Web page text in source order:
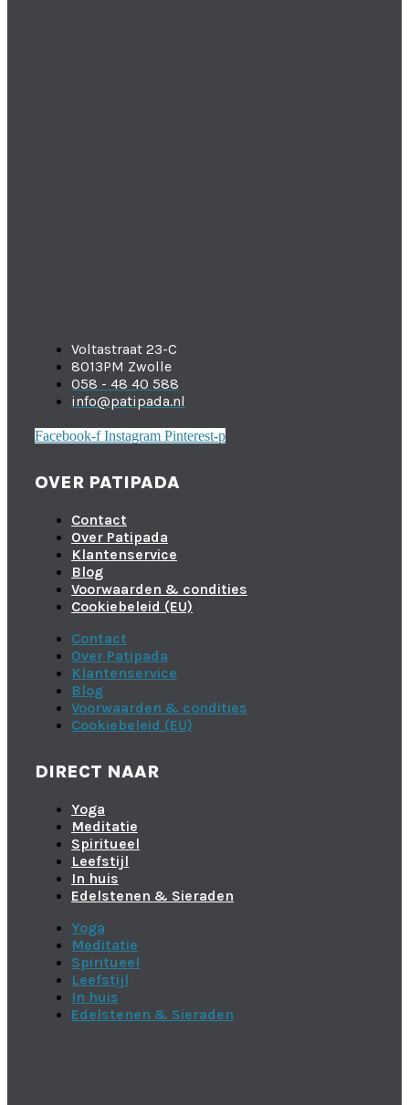
Voltastraat 23-C
8013PM Zwolle
058 - 48 40 588
info@patipada.nl
Facebook-f Instagram Pinterest-p
OVER PATIPADA
Contact
Over Patipada
Klantenservice
Blog
Voorwaarden & condities
Cookiebeleid (EU)
Contact
Over Patipada
Klantenservice
Blog
Voorwaarden & condities
Cookiebeleid (EU)
DIRECT NAAR
Yoga
Meditatie
Spiritueel
Leefstijl
In huis
Edelstenen & Sieraden
Yoga
Meditatie
Spiritueel
Leefstijl
In huis
Edelstenen & Sieraden